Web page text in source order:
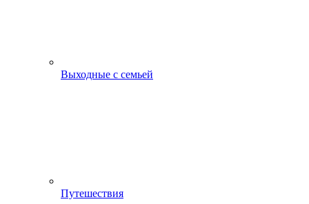
Выходные с семьей
Путешествия